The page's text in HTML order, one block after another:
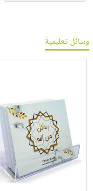
وسائل تعليمية